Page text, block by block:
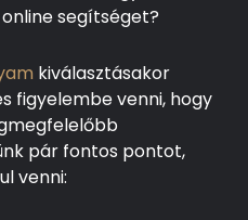
segítséget?
kiválasztásakor
figyelembe venni, hogy
pár fontos pontot,
venni: